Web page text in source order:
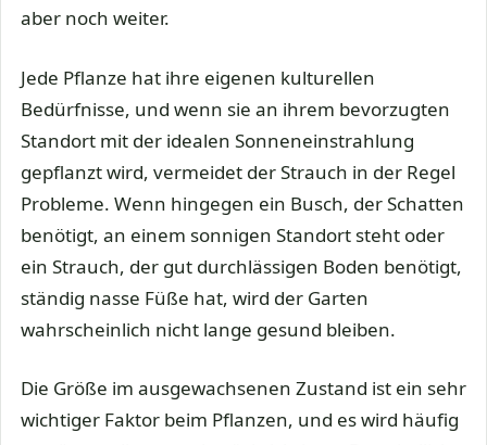
aber noch weiter.
Jede Pflanze hat ihre eigenen kulturellen
Bedürfnisse, und wenn sie an ihrem bevorzugten
Standort mit der idealen Sonneneinstrahlung
gepflanzt wird, vermeidet der Strauch in der Regel
Probleme. Wenn hingegen ein Busch, der Schatten
benötigt, an einem sonnigen Standort steht oder
ein Strauch, der gut durchlässigen Boden benötigt,
ständig nasse Füße hat, wird der Garten
wahrscheinlich nicht lange gesund bleiben.
Die Größe im ausgewachsenen Zustand ist ein sehr
wichtiger Faktor beim Pflanzen, und es wird häufig